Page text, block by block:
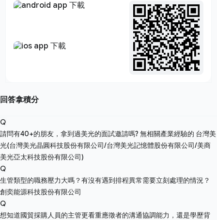
回答拿積分
Q
請問有40+的朋友，拿到過美光的面試邀請嗎? 無相關產業經驗的 台灣美
光(台灣美光晶圓科技股份有限公司/台灣美光記憶體股份有限公司/美商
美光亞太科技股份有限公司)
Q
生管類型的職務壓力大嗎？有沒有遇到排程異常需要立刻處理的情況？
創奕能源科技股份有限公司
Q
想知道國貿採購人員的主管更看重應徵者的溝通協調能力，還是學歷背